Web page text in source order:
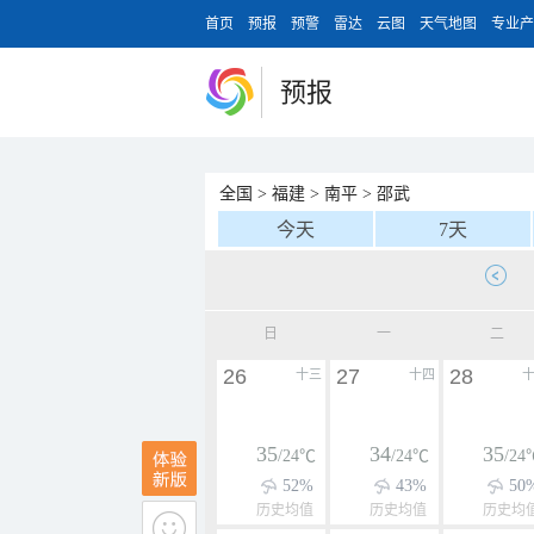
首页 预报 预警 雷达 云图 天气地图 专业
预报
全国 > 福建 > 南平 > 邵武
今天 7天
日 一 二
十三
26
35/24℃
52%
历史均值
十四
27
34/24℃
43%
历史均值
28
35/
历史均